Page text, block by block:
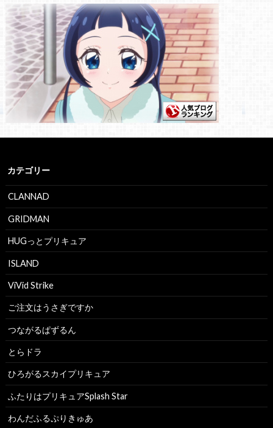
カテゴリー
CLANNAD
GRIDMAN
HUGっとプリキュア
ISLAND
ViVid Strike
ご注文はうさぎですか
つながるぱずるん
とらドラ
ひろがるスカイプリキュア
ふたりはプリキュアSplash Star
わんだふるぷりきゅあ